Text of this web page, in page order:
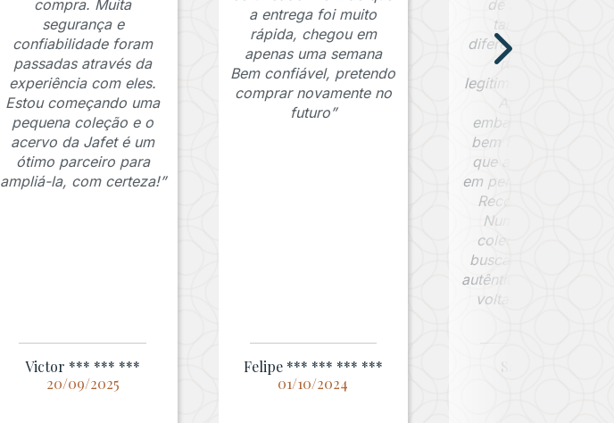
compra. Muita
segurança e
confiabilidade foram
passadas através da
experiência com eles.
Estou começando uma
pequena coleção e o
acervo da Jafet é um
ótimo parceiro para
ampliá-la, com certeza!”
Victor *** *** ***
20/09/2025
a entrega foi muito
rápida, chegou em
apenas uma semana
Bem confiável, pretendo
comprar novamente no
futuro”
Felipe *** *** *** ***
01/10/2024
de autenticidade
também foi um
diferencial
reforçando a
legitimidade da
embalagem foi muito
bem feita,
que a peça chegasse
em perfeitas
Recomendo a Jafet
Numismática para
colecionadores que
buscam peças raras
autênticas. Com
voltarei a comprar!”
Sandiego ***